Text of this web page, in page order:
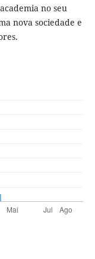
no seu
nova sociedade e